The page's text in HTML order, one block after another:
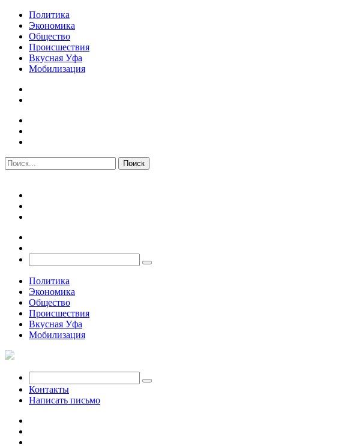
Политика
Экономика
Общество
Происшествия
Вкусная Уфа
Мобилизация
Политика
Экономика
Общество
Происшествия
Вкусная Уфа
Мобилизация
Контакты
Написать письмо